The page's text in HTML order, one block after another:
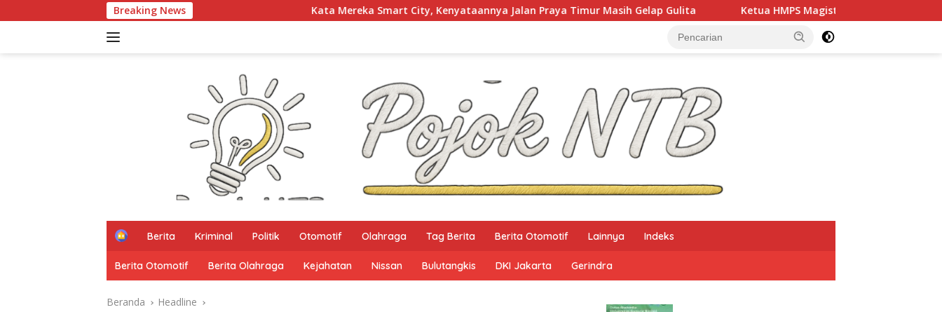
ke
Breaking NewsKata Mereka Smart City, Kenyataannya Jalan Praya Timur Masih Gelap Gulita Ketua HMPS Magister PKO UNDIKMA Soroti Ketidaketisan Ketua
H
m
e
Berita Kriminal Politik Otomotif Olahraga Tag Berita Berita Otomotif Lainnya Indeks
Berita Otomotif Berita Olahraga Kejahatan Nissan Bulutangkis DKI Jakarta Gerindra
Beranda Headline